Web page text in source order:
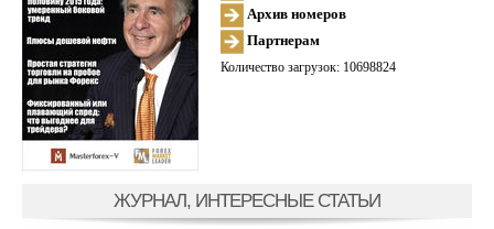
Архив номеров
Партнерам
Количество загрузок: 10698824
ЖУРНАЛ, ИНТЕРЕСНЫЕ СТАТЬИ